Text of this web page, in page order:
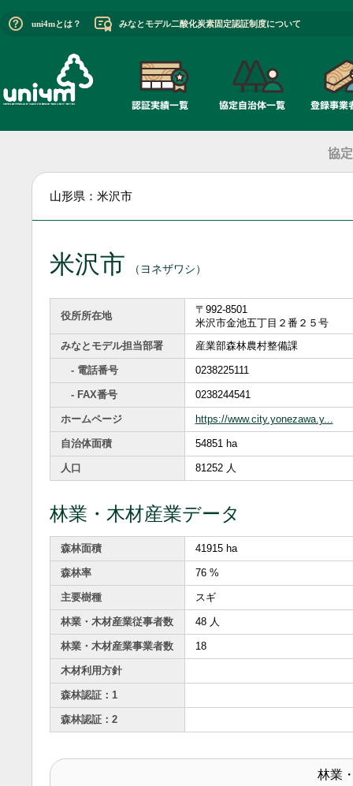
uni4mとは？ みなとモデル二酸化炭素固定認証制度について
協
山形県：米沢市
米沢市 （ヨネザワシ）
役所所在地
〒992-8501
米沢市金池五丁目２番２５号
みなとモデル担当部署
産業部森林農村整備課
- 電話番号 0238225111
- FAX番号 0238244541
ホームページ https://www.city.yonezawa.y...
自治体面積 54851 ha
人口 81252 人
林業・木材産業データ
森林面積 41915 ha
森林率 76 %
主要樹種 スギ
林業・木材産業従事者数 48 人
林業・木材産業事業者数 18
木材利用方針
森林認証：1
森林認証：2
林業